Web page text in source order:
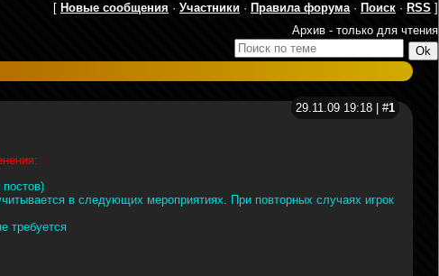
[ Новые сообщения · Участники · Правила форума· Поиск · RSS ]
Архив - только для чтения
29.11.09 19:18 | #1
в следующих мероприятиях. При повторных случаях игрок
требуется